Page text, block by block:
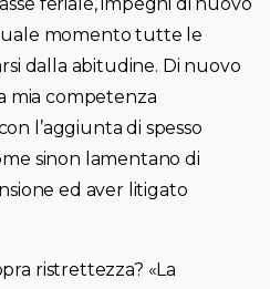
feriale, impegni di nuovo
momento tutte le
dalla abitudine. Di nuovo
mia competenza
l’aggiunta di spesso
sinon lamentano di
ed aver litigato
ristrettezza? «La